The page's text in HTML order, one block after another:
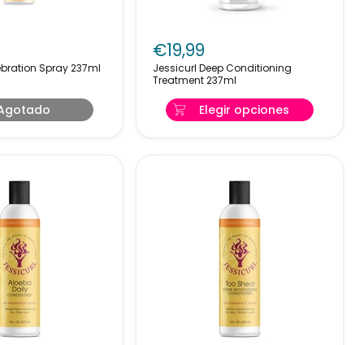
Gelebration Spray 237ml
Deep
Conditioning
Treatment
237ml
€19,99
Jessicurl Deep Conditioning
Treatment 237ml
Elegir opciones